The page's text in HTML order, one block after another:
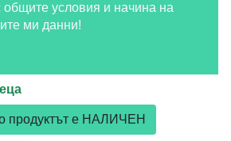
условия и начина на
ми данни!
продуктът е НАЛИЧЕН